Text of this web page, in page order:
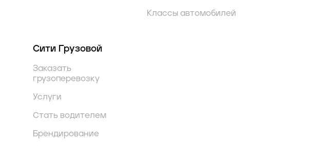
Классы автомобилей
Сити Грузовой
Заказать
грузоперевозку
Услуги
Стать водителем
Брендирование